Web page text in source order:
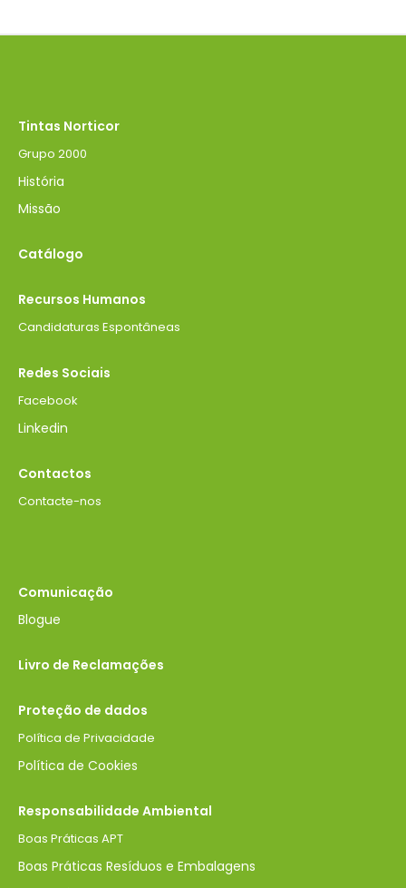
Tintas Norticor
Grupo 2000
História
Missão
Catálogo
Recursos Humanos
Candidaturas Espontâneas
Redes Sociais
Facebook
Linkedin
Contactos
Contacte-nos
Comunicação
Blogue
Livro de Reclamações
Proteção de dados
Política de Privacidade
Política de Cookies
Responsabilidade Ambiental
Boas Práticas APT
Boas Práticas Resíduos e Embalagens